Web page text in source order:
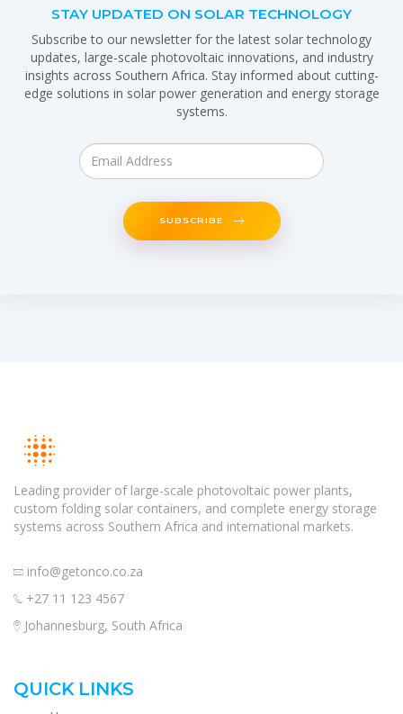
STAY UPDATED ON SOLAR TECHNOLOGY
Subscribe to our newsletter for the latest solar technology
updates, large-scale photovoltaic innovations, and industry
insights across Southern Africa. Stay informed about cutting-
edge solutions in solar power generation and energy storage
systems.
SUBSCRIBE
Leading provider of large-scale photovoltaic power plants,
custom folding solar containers, and complete energy storage
systems across Southern Africa and international markets.
info@getonco.co.za
+27 11 123 4567
Johannesburg, South Africa
QUICK LINKS